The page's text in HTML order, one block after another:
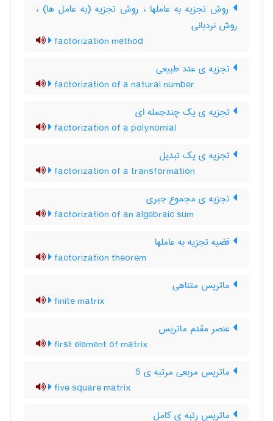
روش تجزیه به عاملها ، روش تجزیه (به عامل ها) ،
روش نردبانی
factorization method
تجزیه ی عدد طبیعی
factorization of a natural number
تجزیه ی یک چندجمله ای
factorization of a polynomial
تجزیه ی یک تبدیل
factorization of a transformation
تجزیه ی مجموع جبری
factorization of an algebraic sum
قضیه تجزیه به عاملها
factorization theorem
ماتریس متناهی
finite matrix
عنصر مقدم ماتریس
first element of matrix
ماتریس مربعی مرتبه ی 5
five square matrix
ماتریس رتبه ی کامل